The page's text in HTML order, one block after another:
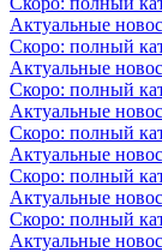
Актуальные
Скоро: полный
Актуальные
Скоро: полный
Актуальные
Скоро: полный
Актуальные
Скоро: полный
Актуальные
Скоро: полный
Актуальные